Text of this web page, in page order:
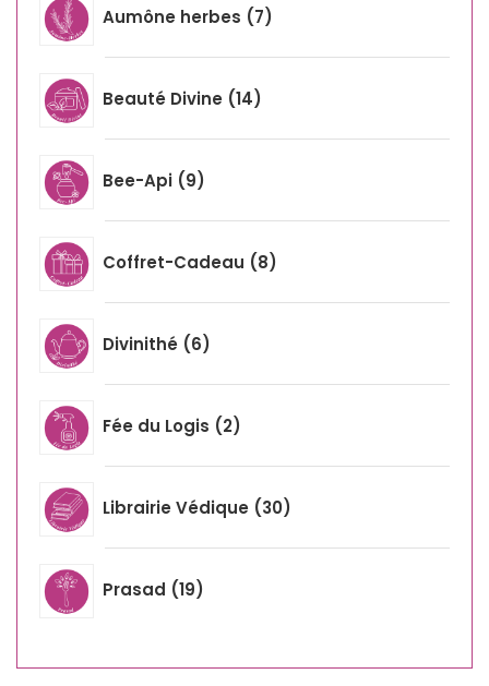
Aumône herbes 7
Beauté Divine 14
Bee-Api 9
Coffret-Cadeau 8
Divinithé 6
Fée du Logis 2
Librairie Védique 30
Prasad 19